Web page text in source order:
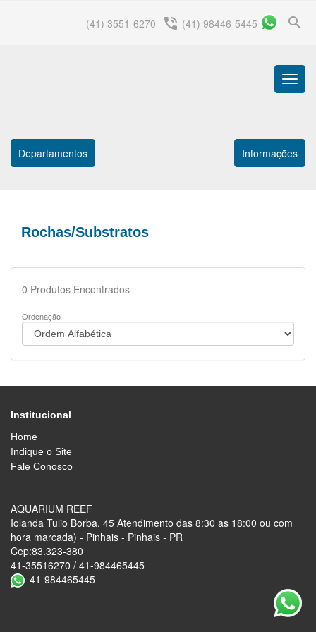
search
(41) 3551-6270 phone_in_talk (41) 98446-5445
Menu
Departamentos Informações
Rochas/Substratos
0 Produtos Encontrados
Ordenação
Institucional
Home
Indique o Site
Fale Conosco
AQUARIUM REEF
Iolanda Tulio Borba, 45 Atendimento das 8:30 as 18:00 ou com
hora marcada) - Pinhais - Pinhais - PR
Cep:83.323-380
41-35516270 / 41-984465445
41-984465445